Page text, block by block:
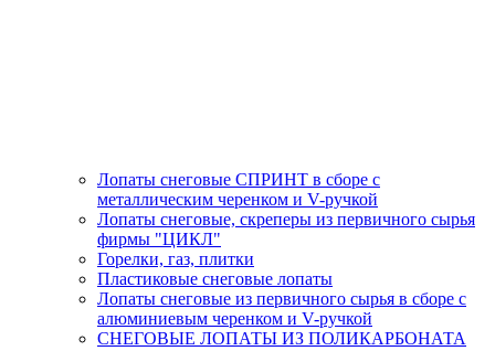
Лопаты снеговые СПРИНТ в сборе с
металлическим черенком и V-ручкой
Лопаты снеговые, скреперы из первичного сырья
фирмы "ЦИКЛ"
Горелки, газ, плитки
Пластиковые снеговые лопаты
Лопаты снеговые из первичного сырья в сборе с
алюминиевым черенком и V-ручкой
СНЕГОВЫЕ ЛОПАТЫ ИЗ ПОЛИКАРБОНАТА